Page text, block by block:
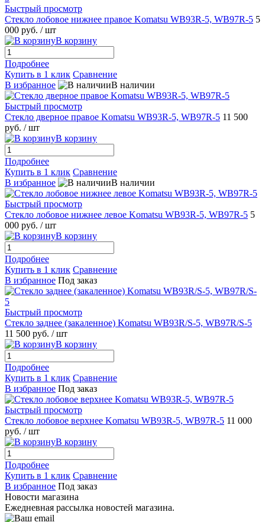
Быстрый просмотр
Стекло лобовое нижнее правое Komatsu WB93R-5, WB97R-5 5
000 руб. / шт
В корзину
Подробнее
Купить в 1 клик Сравнение
В избранное
В наличии
Быстрый просмотр
Стекло дверное правое Komatsu WB93R-5, WB97R-5 11 500
руб. / шт
В корзину
Подробнее
Купить в 1 клик Сравнение
В избранное
В наличии
Быстрый просмотр
Стекло лобовое нижнее левое Komatsu WB93R-5, WB97R-5 5
000 руб. / шт
В корзину
Подробнее
Купить в 1 клик Сравнение
В избранное Под заказ
Быстрый просмотр
Стекло заднее (закаленное) Komatsu WB93R/S-5, WB97R/S-5
11 500 руб. / шт
В корзину
Подробнее
Купить в 1 клик Сравнение
В избранное Под заказ
Быстрый просмотр
Стекло лобовое верхнее Komatsu WB93R-5, WB97R-5 11 000
руб. / шт
В корзину
Подробнее
Купить в 1 клик Сравнение
В избранное Под заказ
Новости магазина
Ежедневная рассылка новостей магазина.